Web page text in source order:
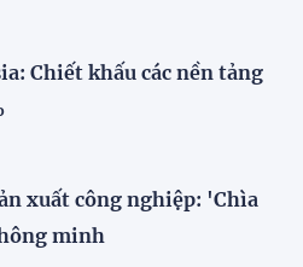
Chiết khấu các nền tảng
xuất công nghiệp: 'Chìa
minh